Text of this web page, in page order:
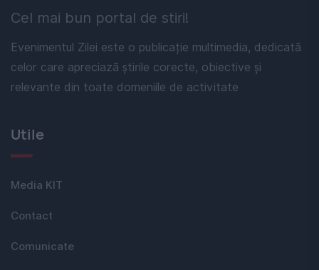
Cel mai bun portal de stiri!
Evenimentul Zilei este o publicație multimedia, dedicată
celor care apreciază știrile corecte, obiective și
relevante din toate domeniile de activitate
Utile
Media KIT
Contact
Comunicate